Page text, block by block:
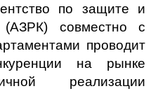
по защите и
(АЗРК) совместно с
проводит
на рынке
реализации